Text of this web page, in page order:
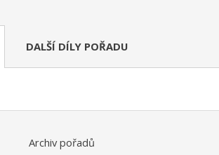
DALŠÍ DÍLY POŘADU
Archiv pořadů